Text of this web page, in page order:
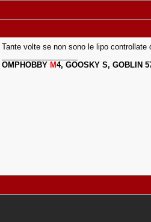
Tante volte se non sono le lipo controllate
OMPHOBBY M4, GOOSKY S, GOBLIN